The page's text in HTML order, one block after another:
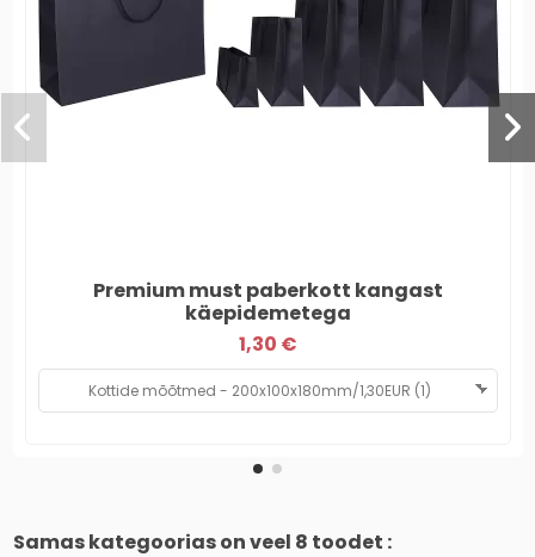
Premium must paberkott kangast
käepidemetega
1,30 €
Samas kategoorias on veel 8 toodet :